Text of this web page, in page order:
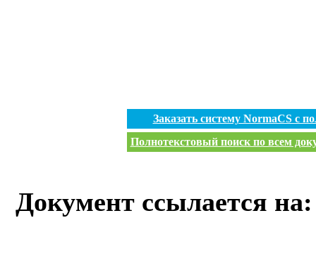
Заказать систему NormaCS с
Полнотекстовый поиск по всем
Документ ссылается на: